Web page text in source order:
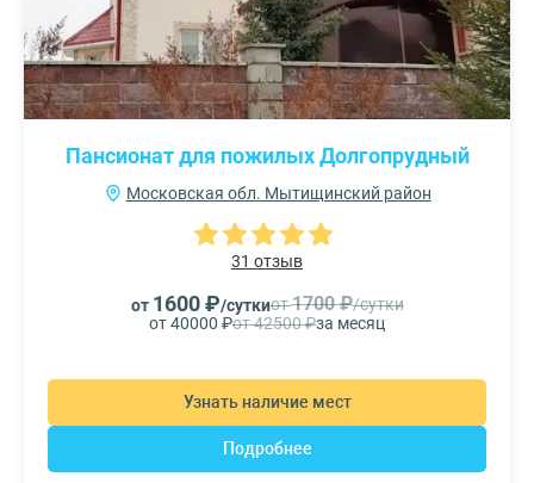
Пансионат для пожилых Долгопрудный
Московская обл. Мытищинский район
31 отзыв
от 1600 ₽/суткиот1700 ₽/сутки
от 40000 ₽от 42500 ₽за месяц
Узнать наличие мест
Подробнее